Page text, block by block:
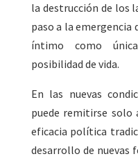
la destrucción de los
paso a la
íntimo como
posibilidad de vida.
En las nuevas
puede remitirse
eficacia política
desarrollo de nuevas